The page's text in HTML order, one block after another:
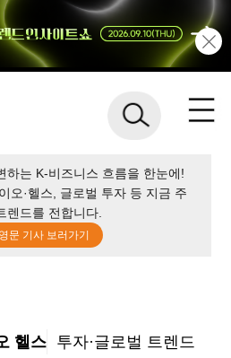
하는 K-비즈니스 흐름을 한눈에!
오·헬스, 글로벌 투자 등 지금 주
렌드를 전합니다.
문 기사 보러가기
헬스 투자·글로벌 트렌드